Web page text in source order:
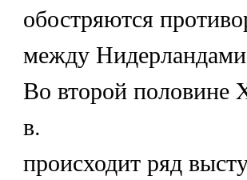
обостряются
между
Во второй половине
в.
происходит ряд